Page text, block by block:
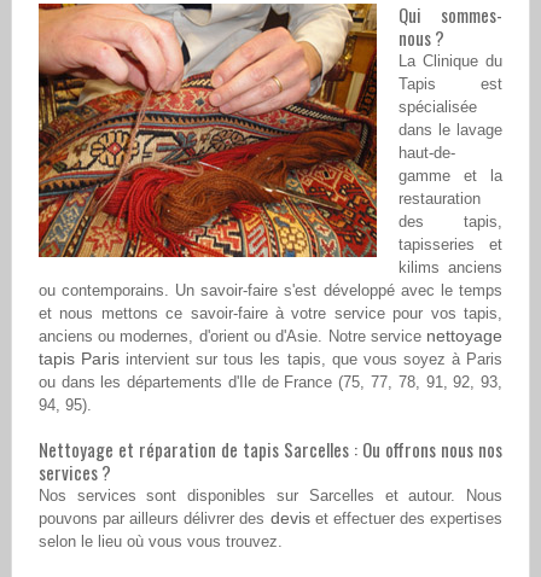
Qui sommes-
nous ?
La Clinique du
Tapis est
spécialisée
dans le lavage
haut-de-
gamme et la
restauration
des tapis,
tapisseries et
kilims anciens
ou contemporains. Un savoir-faire s'est développé avec le temps
et nous mettons ce savoir-faire à votre service pour vos tapis,
anciens ou modernes, d'orient ou d'Asie. Notre service nettoyage
tapis Paris intervient sur tous les tapis, que vous soyez à Paris
ou dans les départements d'Ile de France (75, 77, 78, 91, 92, 93,
94, 95).
Nettoyage et réparation de tapis Sarcelles : Ou offrons nous nos
services ?
Nos services sont disponibles sur Sarcelles et autour. Nous
pouvons par ailleurs délivrer des deviset effectuer des expertises
selon le lieu où vous vous trouvez.